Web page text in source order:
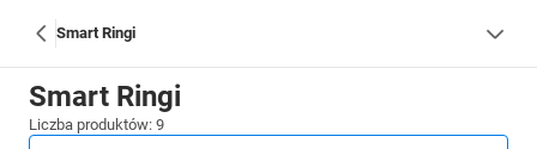
Smart Ringi
Smart Ringi
Liczba produktów: 9